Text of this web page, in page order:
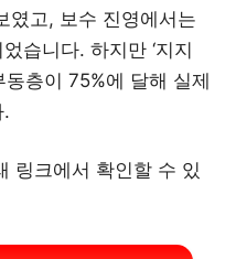
였고, 보수 진영에서는
습니다. 하지만 ‘지지
동층이 75%에 달해 실제
.
링크에서 확인할 수 있